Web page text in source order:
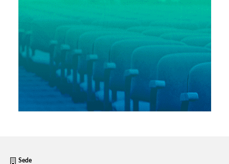
Contatos
Fale Conosco
NEP
Sede